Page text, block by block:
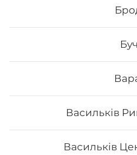
Васильків
Васильків